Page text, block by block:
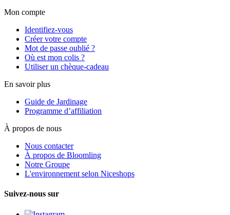
Mon compte
Identifiez-vous
Créer votre compte
Mot de passe oublié ?
Où est mon colis ?
Utiliser un chèque-cadeau
En savoir plus
Guide de Jardinage
Programme d’affiliation
À propos de nous
Nous contacter
À propos de Bloomling
Notre Groupe
L'environnement selon Niceshops
Suivez-nous sur